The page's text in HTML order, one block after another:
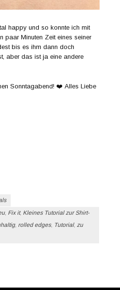
happy und so konnte ich mit
paar Minuten Zeit eines seiner
bis es ihm dann doch
aber das ist ja eine andere
Sonntagabend! ❤️ Alles Liebe
, Fix it, Kleines Tutorial zur Shirt-
, rolled edges, Tutorial,zu